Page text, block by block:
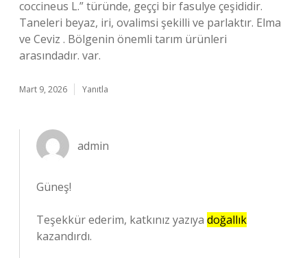
coccineus L.” türünde, geççi bir fasulye çeşididir.
Taneleri beyaz, iri, ovalimsi şekilli ve parlaktır. Elma
ve Ceviz . Bölgenin önemli tarım ürünleri
arasındadır. var.
Mart 9, 2026 Yanıtla
admin
Güneş!
Teşekkür ederim, katkınız yazıya doğallık
kazandırdı.